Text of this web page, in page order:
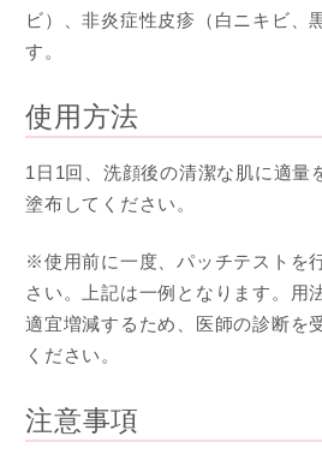
ビ）、非炎症性皮疹（白ニキビ、
す。
使用方法
1日1回、洗顔後の清潔な肌に適量
塗布してください。
※使用前に一度、パッチテストを
さい。上記は一例となります。用
適宜増減するため、医師の診断を
ください。
注意事項